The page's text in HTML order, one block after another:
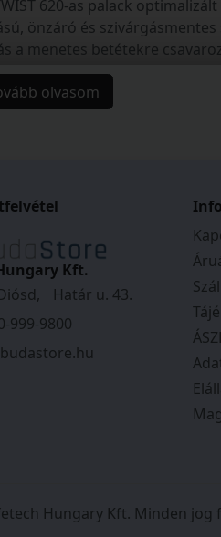
620-as palack
önzáró és
a menetes betétekre
ml térfogat
szivárgásmentes, önzáró
mosható
a kerethez. Ez biztosítja a
olvasom
Kft.
Határ u. 43.
999-9800
Info
Hungary Kft. Minden jog